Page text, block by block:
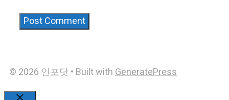
© 2026 인포닷• Built withGeneratePress